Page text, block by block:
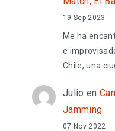
19 Sep 2023
Me ha
e
Chile, una
Julio en
Jamming
07 Nov 2022